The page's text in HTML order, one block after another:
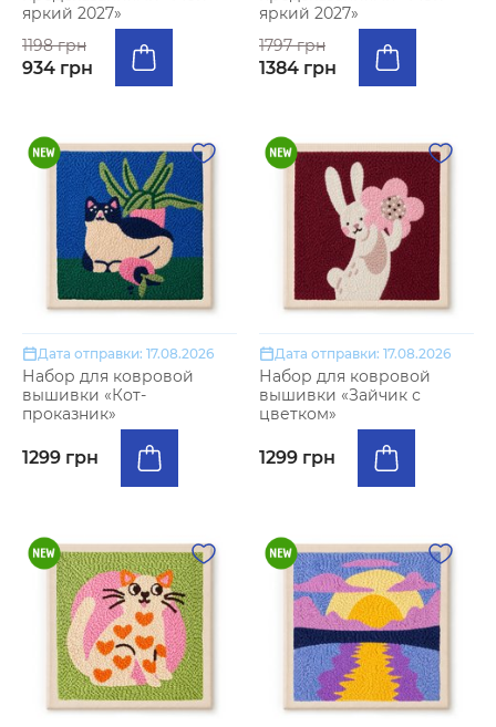
яркий 2027»
1198 грн
934 грн
яркий 2027»
1797 грн
1384 грн
Дата отправки: 17.08.2026
Набор для ковровой
вышивки «Кот-
проказник»
1299 грн
Дата отправки: 17.08.2026
Набор для ковровой
вышивки «Зайчик с
цветком»
1299 грн